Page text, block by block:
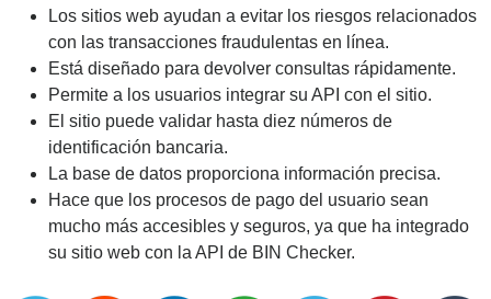
Los sitios web ayudan a evitar los riesgos relacionados
con las transacciones fraudulentas en línea.
Está diseñado para devolver consultas rápidamente.
Permite a los usuarios integrar su API con el sitio.
El sitio puede validar hasta diez números de
identificación bancaria.
La base de datos proporciona información precisa.
Hace que los procesos de pago del usuario sean
mucho más accesibles y seguros, ya que ha integrado
su sitio web con la API de BIN Checker.